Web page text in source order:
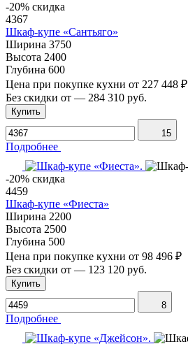
-20% скидка
4367
Шкаф-купе «Сантьяго»
Ширина 3750
Высота 2400
Глубина 600
Цена при покупке кухни от 227 448 ₽
Без скидки от — 284 310 руб.
Купить
15
Подробнее
-20% скидка
4459
Шкаф-купе «Фиеста»
Ширина 2200
Высота 2500
Глубина 500
Цена при покупке кухни от 98 496 ₽
Без скидки от — 123 120 руб.
Купить
8
Подробнее